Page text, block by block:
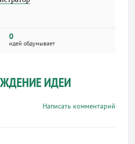
0
идей обдумывает
ИДЕИ
Написать комментарий